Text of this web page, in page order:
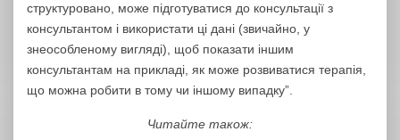
структуровано, може підготуватися до консультації з
консультантом і використати ці дані (звичайно, у
знеособленому вигляді), щоб показати іншим
консультантам на прикладі, як може розвиватися терапія,
що можна робити в тому чи іншому випадку”.
Читайте також: